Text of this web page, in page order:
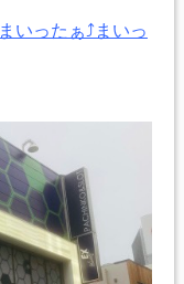
まいったぁ⤴まいっ